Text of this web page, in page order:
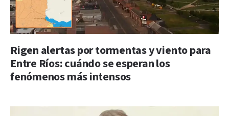
Rigen alertas por tormentas y viento para
Entre Ríos: cuándo se esperan los
fenómenos más intensos